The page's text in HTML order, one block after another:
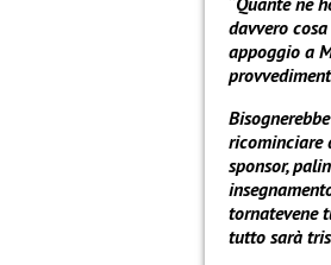
davvero
appoggio a
ricominciare
sponsor,
tornatevene
tutto sarà